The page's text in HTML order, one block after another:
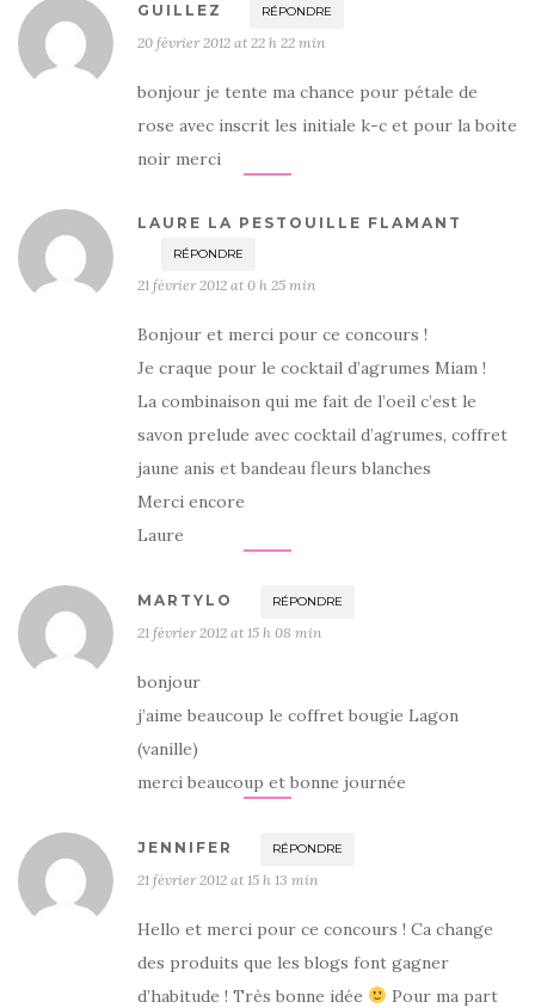
GUILLEZ RÉPONDRE
20 février 2012 at 22 h 22 min
bonjour je tente ma chance pour pétale de
rose avec inscrit les initiale k-c et pour la boite
noir merci
LAURE LA PESTOUILLE FLAMANT
RÉPONDRE
21 février 2012 at 0 h 25 min
Bonjour et merci pour ce concours !
Je craque pour le cocktail d’agrumes Miam !
La combinaison qui me fait de l’oeil c’est le
savon prelude avec cocktail d’agrumes, coffret
jaune anis et bandeau fleurs blanches
Merci encore
Laure
MARTYLO RÉPONDRE
21 février 2012 at 15 h 08 min
bonjour
j’aime beaucoup le coffret bougie Lagon
(vanille)
merci beaucoup et bonne journée
JENNIFER RÉPONDRE
21 février 2012 at 15 h 13 min
Hello et merci pour ce concours ! Ca change
des produits que les blogs font gagner
d’habitude ! Très bonne idée
Pour ma part